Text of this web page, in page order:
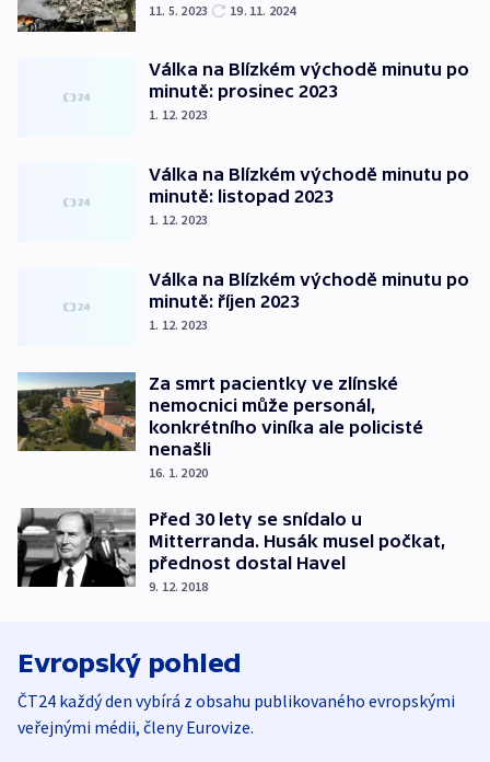
11. 5. 2023 19. 11. 2024
Válka na Blízkém východě minutu po
minutě: prosinec 2023
1. 12. 2023
Válka na Blízkém východě minutu po
minutě: listopad 2023
1. 12. 2023
Válka na Blízkém východě minutu po
minutě: říjen 2023
1. 12. 2023
Za smrt pacientky ve zlínské
nemocnici může personál,
konkrétního viníka ale policisté
nenašli
16. 1. 2020
Před 30 lety se snídalo u
Mitterranda. Husák musel počkat,
přednost dostal Havel
9. 12. 2018
Evropský pohled
ČT24 každý den vybírá z obsahu publikovaného evropskými
veřejnými médii, členy Eurovize.